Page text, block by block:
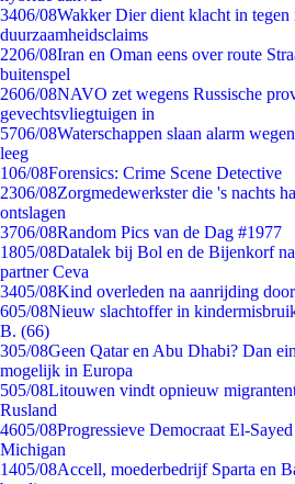
3406/08Wakker Dier dient klacht in
duurzaamheidsclaims
2206/08Iran en Oman eens over route
buitenspel
2606/08NAVO zet wegens Russische
gevechtsvliegtuigen in
5706/08Waterschappen slaan alarm
leeg
106/08Forensics: Crime Scene Detective
2306/08Zorgmedewerkster die 's nachts
ontslagen
3706/08Random Pics van de Dag #1977
1805/08Datalek bij Bol en de Bijenkorf
partner Ceva
3405/08Kind overleden na aanrijding
605/08Nieuw slachtoffer in
B. (66)
305/08Geen Qatar en Abu Dhabi? Dan
mogelijk in Europa
505/08Litouwen vindt opnieuw
Rusland
4605/08Progressieve Democraat El-
Michigan
1405/08Accell, moederbedrijf Sparta en